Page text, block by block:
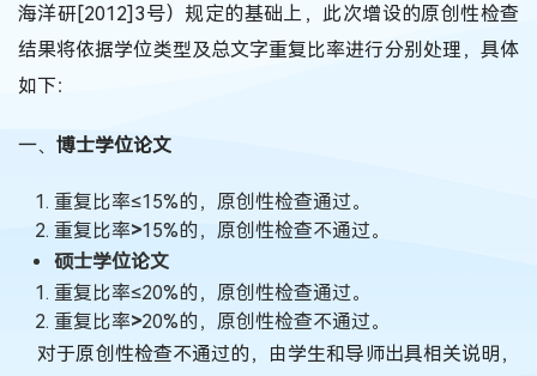
海洋研[2012]3号）规定的基础上，此次增设的原创性检查
结果将依据学位类型及总文字重复比率进行分别处理，具体
如下：
一、 博士学位论文
重复比率≤15%的，原创性检查通过。
重复比率>15%的，原创性检查不通过。
硕士学位论文
重复比率≤20%的，原创性检查通过。
重复比率>20%的，原创性检查不通过。
对于原创性检查不通过的，由学生和导师出具相关说明，